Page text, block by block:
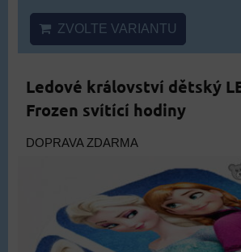
ZVOLTE VARIANTU
Ledové království dětský
Frozen svítící hodiny
DOPRAVA ZDARMA